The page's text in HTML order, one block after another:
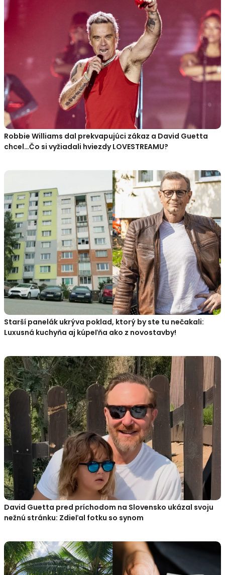
Robbie Williams dal prekvapujúci zákaz a David Guetta
chcel…Čo si vyžiadali hviezdy LOVESTREAMU?
Starší panelák ukrýva poklad, ktorý by ste tu nečakali:
Luxusná kuchyňa aj kúpeľňa ako z novostavby!
David Guetta pred príchodom na Slovensko ukázal svoju
nežnú stránku: Zdieľal fotku so synom